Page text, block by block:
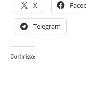
X
Telegram
Curtir isso: